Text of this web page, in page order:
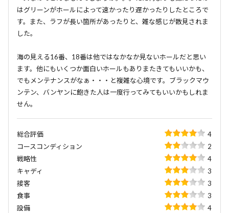
はグリーンがホールによって速かったり遅かったりしたところで
す。また、ラフが長い箇所があったりと、雑な感じが散見されま
した。
海の見える16番、18番は他ではなかなか見ないホールだと思い
ます。他にもいくつか面白いホールもありまたきてもいいかも、
でもメンテナンスがなぁ・・・と複雑な心境です。ブラックマウ
ンテン、バンヤンに飽きた人は一度行ってみてもいいかもしれま
せん。
総合評価
4
コースコンディション
2
戦略性
4
キャディ
3
接客
3
食事
3
設備
4